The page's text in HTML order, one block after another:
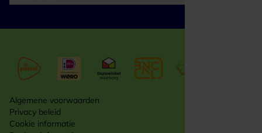
Algemene voorwaarden
Privacy beleid
Cookie informatie